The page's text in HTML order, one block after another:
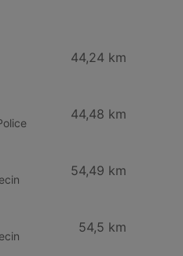
44,24 km
44,48 km
54,49 km
54,5 km